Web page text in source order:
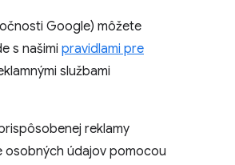
Google) môžete
s našimi pravidlami pre
službami
reklamy
osobných údajov pomocou